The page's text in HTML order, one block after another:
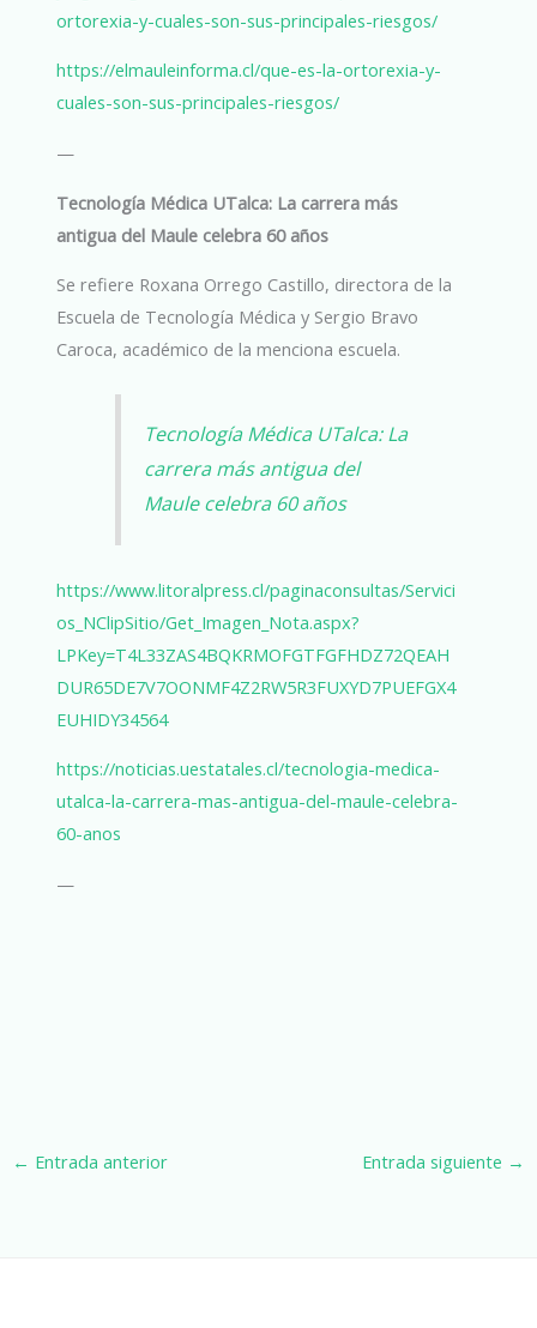
ortorexia-y-cuales-son-sus-principales-riesgos/
https://elmauleinforma.cl/que-es-la-ortorexia-y-
cuales-son-sus-principales-riesgos/
—
Tecnología Médica UTalca: La carrera más
antigua del Maule celebra 60 años
Se refiere Roxana Orrego Castillo, directora de la
Escuela de Tecnología Médica y Sergio Bravo
Caroca, académico de la menciona escuela.
Tecnología Médica UTalca: La
carrera más antigua del
Maule celebra 60 años
https://www.litoralpress.cl/paginaconsultas/Servici
os_NClipSitio/Get_Imagen_Nota.aspx?
LPKey=T4L33ZAS4BQKRMOFGTFGFHDZ72QEAH
DUR65DE7V7OONMF4Z2RW5R3FUXYD7PUEFGX4
EUHIDY34564
https://noticias.uestatales.cl/tecnologia-medica-
utalca-la-carrera-mas-antigua-del-maule-celebra-
60-anos
—
← Entrada anterior Entrada siguiente →